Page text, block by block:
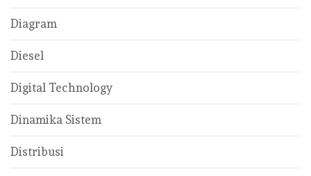
Diagram
Diesel
Digital Technology
Dinamika Sistem
Distribusi